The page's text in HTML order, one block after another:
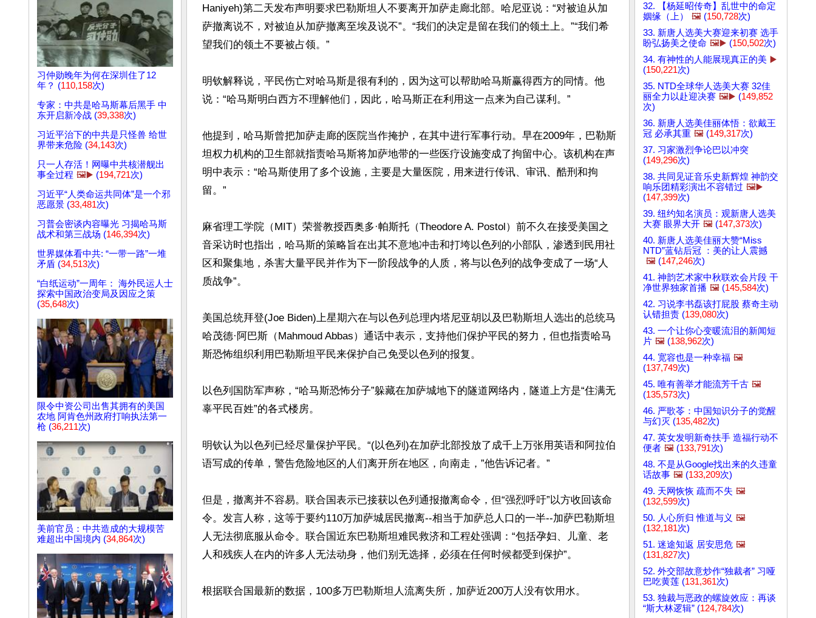
习仲勋晚年为何在深圳住了12
年？ (110,158次)
专家：中共是哈马斯幕后黑手 中
东开启新冷战 (39,338次)
习近平治下的中共是只怪兽 给世
界带来危险 (34,143次)
只一人存活！网曝中共核潜舰出
事全过程 🖼️▶️ (194,721次)
习近平“人类命运共同体”是一个邪
恶愿景 (33,481次)
习普会密谈内容曝光 习揭哈马斯
战术和第三战场 (146,394次)
世界媒体看中共: “一带一路”一堆
矛盾 (34,513次)
“白纸运动”一周年： 海外民运人士
探索中国政治变局及因应之策
(35,648次)
限令中资公司出售其拥有的美国
农地 阿肯色州政府打响执法第一
枪 (36,211次)
美前官员：中共造成的大规模苦
难超出中国境内 (34,864次)
Haniyeh)第二天发布声明要求巴勒斯坦人不要离开加萨走廊北部。哈尼亚说：“对被迫从加
萨撤离说不，对被迫从加萨撤离至埃及说不”。“我们的决定是留在我们的领土上。”“我们希
望我们的领土不要被占领。”
明钦解释说，平民伤亡对哈马斯是很有利的，因为这可以帮助哈马斯赢得西方的同情。他
说：“哈马斯明白西方不理解他们，因此，哈马斯正在利用这一点来为自己谋利。”
他提到，哈马斯曾把加萨走廊的医院当作掩护，在其中进行军事行动。早在2009年，巴勒斯
坦权力机构的卫生部就指责哈马斯将加萨地带的一些医疗设施变成了拘留中心。该机构在声
明中表示：“哈马斯使用了多个设施，主要是大量医院，用来进行传讯、审讯、酷刑和拘
留。”
麻省理工学院（MIT）荣誉教授西奥多·帕斯托（Theodore A. Postol）前不久在接受美国之
音采访时也指出，哈马斯的策略旨在出其不意地冲击和打垮以色列的小部队，渗透到民用社
区和聚集地，杀害大量平民并作为下一阶段战争的人质，将与以色列的战争变成了一场“人
质战争”。
美国总统拜登(Joe Biden)上星期六在与以色列总理内塔尼亚胡以及巴勒斯坦人选出的总统马
哈茂德·阿巴斯（Mahmoud Abbas）通话中表示，支持他们保护平民的努力，但也指责哈马
斯恐怖组织利用巴勒斯坦平民来保护自己免受以色列的报复。
以色列国防军声称，“哈马斯恐怖分子”躲藏在加萨城地下的隧道网络内，隧道上方是“住满无
辜平民百姓”的各式楼房。
明钦认为以色列已经尽量保护平民。“(以色列)在加萨北部投放了成千上万张用英语和阿拉伯
语写成的传单，警告危险地区的人们离开所在地区，向南走，”他告诉记者。”
但是，撤离并不容易。联合国表示已接获以色列通报撤离命令，但“强烈呼吁”以方收回该命
令。发言人称，这等于要约110万加萨城居民撤离--相当于加萨总人口的一半--加萨巴勒斯坦
人无法彻底服从命令。联合国近东巴勒斯坦难民救济和工程处强调：“包括孕妇、儿童、老
人和残疾人在内的许多人无法动身，他们别无选择，必须在任何时候都受到保护”。
根据联合国最新的数据，100多万巴勒斯坦人流离失所，加萨近200万人没有饮用水。
32. 【杨延昭传奇】乱世中的命定
姻缘（上）
🖼️ (150,728次)
33. 新唐人选美大赛迎来初赛 选手
盼弘扬美之使命 🖼️▶️ (150,502次)
34. 有神性的人能展现真正的美 ▶️
(150,221次)
35. NTD全球华人选美大赛 32佳
丽全力以赴迎决赛 🖼️▶️ (149,852
次)
36. 新唐人选美佳丽体悟：欲戴王
冠 必承其重 🖼️ (149,317次)
37. 习家激烈争论巴以冲突
(149,296次)
38. 共同见证音乐史新辉煌 神韵交
响乐团精彩演出不容错过 🖼️▶️
(147,399次)
39. 纽约知名演员：观新唐人选美
大赛 眼界大开 🖼️ (147,373次)
40. 新唐人选美佳丽大赞“Miss
NTD”蓝钻后冠 ：美的让人震撼
🖼️ (147,246次)
41. 神韵艺术家中秋联欢会片段 干
净世界独家首播 🖼️ (145,584次)
42. 习说李书磊该打屁股 蔡奇主动
认错担责 (139,080次)
43. 一个让你心变暖流泪的新闻短
片 🖼️ (138,962次)
44. 宽容也是一种幸福 🖼️
(137,749次)
45. 唯有善举才能流芳千古 🖼️
(135,573次)
46. 严歌苓：中国知识分子的觉醒
与幻灭 (135,482次)
47. 英女发明新奇扶手 造福行动不
便者 🖼️ (133,791次)
48. 不是从Google找出来的久违童
话故事 🖼️ (133,209次)
49. 天网恢恢 疏而不失 🖼️
(132,599次)
50. 人心所归 惟道与义 🖼️
(132,181次)
51. 迷途知返 居安思危 🖼️
(131,827次)
52. 外交部故意炒作“独裁者” 习哑
巴吃黄莲 (131,361次)
53. 独裁与恶政的螺旋效应：再谈
“斯大林逻辑” (124,784次)